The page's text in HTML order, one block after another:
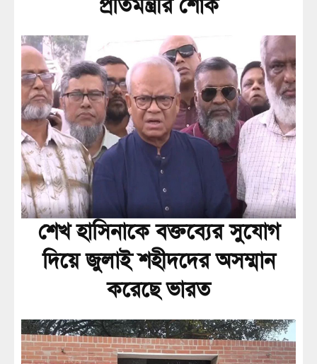
প্রতিমন্ত্রীর শোক
শেখ হাসিনাকে বক্তব্যের সুযোগ
দিয়ে জুলাই শহীদদের অসম্মান
করেছে ভারত